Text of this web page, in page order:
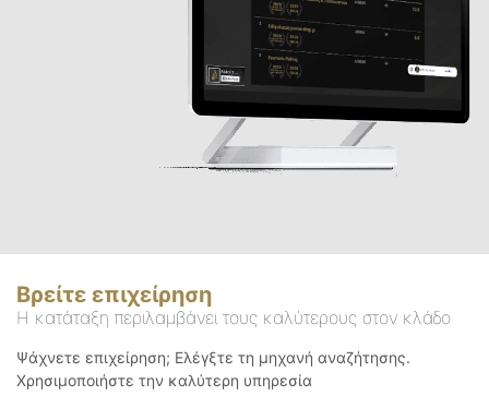
Βρείτε επιχείρηση
Η κατάταξη περιλαμβάνει τους καλύτερους στον κλάδο
Ψάχνετε επιχείρηση; Ελέγξτε τη μηχανή αναζήτησης.
Χρησιμοποιήστε την καλύτερη υπηρεσία